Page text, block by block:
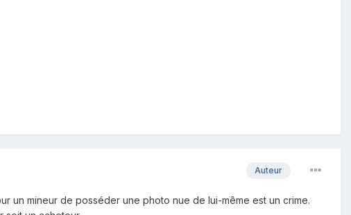
Auteur
un mineur de posséder une photo nue de lui-même est un crime.